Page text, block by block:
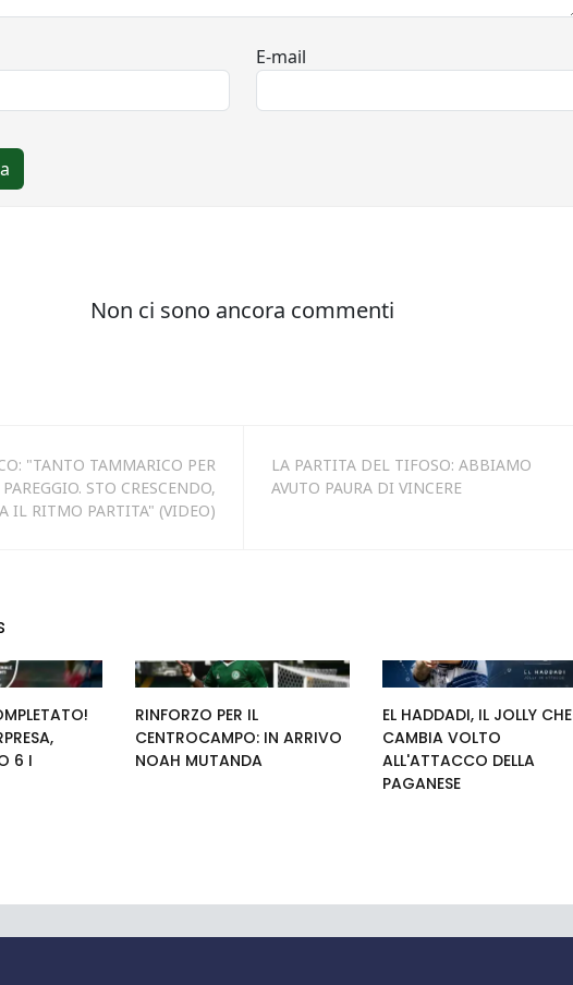
"TANTO TAMMARICO PER
STO CRESCENDO,
IL RITMO PARTITA" (VIDEO)
LA PARTITA DEL TIFOSO: ABBIAMO
AVUTO PAURA DI VINCERE
6 I
RINFORZO PER IL
CENTROCAMPO: IN ARRIVO
NOAH MUTANDA
EL HADDADI, IL JOLLY CHE
CAMBIA VOLTO
ALL'ATTACCO DELLA
PAGANESE